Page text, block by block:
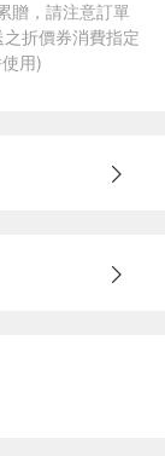
贈，請注意訂單
折價券消費指定
用)